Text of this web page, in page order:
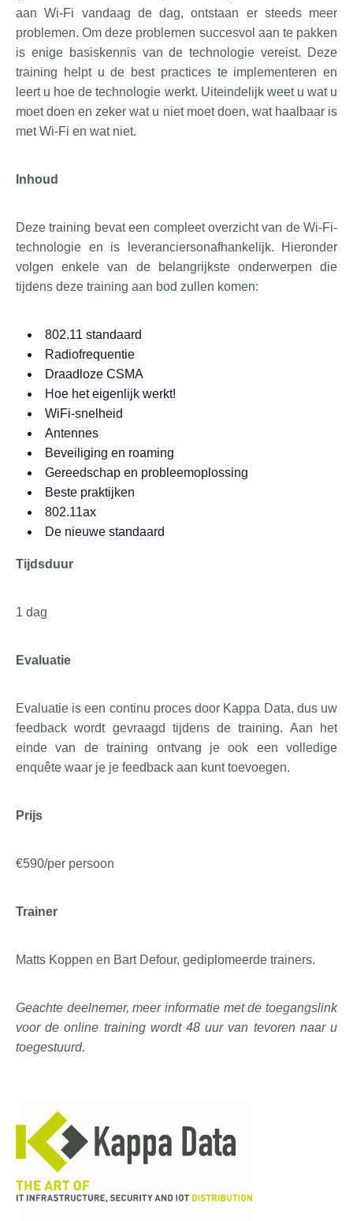
aan Wi-Fi vandaag de dag, ontstaan er steeds meer
problemen. Om deze problemen succesvol aan te pakken
is enige basiskennis van de technologie vereist. Deze
training helpt u de best practices te implementeren en
leert u hoe de technologie werkt. Uiteindelijk weet u wat u
moet doen en zeker wat u niet moet doen, wat haalbaar is
met Wi-Fi en wat niet.
Inhoud
Deze training bevat een compleet overzicht van de Wi-Fi-
technologie en is leveranciersonafhankelijk. Hieronder
volgen enkele van de belangrijkste onderwerpen die
tijdens deze training aan bod zullen komen:
802.11 standaard
Radiofrequentie
Draadloze CSMA
Hoe het eigenlijk werkt!
WiFi-snelheid
Antennes
Beveiliging en roaming
Gereedschap en probleemoplossing
Beste praktijken
802.11ax
De nieuwe standaard
Tijdsduur
1 dag
Evaluatie
Evaluatie is een continu proces door Kappa Data, dus uw
feedback wordt gevraagd tijdens de training. Aan het
einde van de training ontvang je ook een volledige
enquête waar je je feedback aan kunt toevoegen.
Prijs
€590/per persoon
Trainer
Matts Koppen en Bart Defour, gediplomeerde trainers.
Geachte deelnemer, meer informatie met de toegangslink
voor de online training wordt 48 uur van tevoren naar u
toegestuurd.